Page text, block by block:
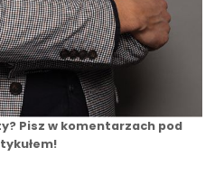
Pisz w komentarzach pod